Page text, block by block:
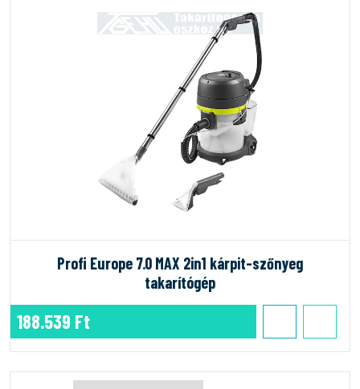
Profi Europe 7.0 MAX 2in1 kárpit-szőnyeg
takarítógép
188.539 Ft